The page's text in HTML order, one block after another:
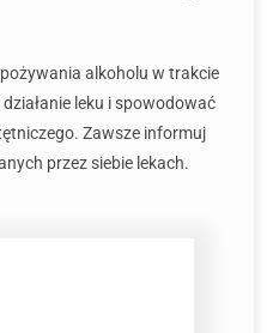
alkoholu w trakcie
leku i spowodować
Zawsze informuj
przez siebie lekach.